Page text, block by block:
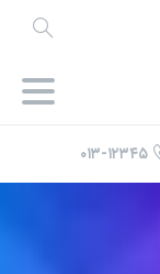
۰۱۳-۱۲۳۴۵